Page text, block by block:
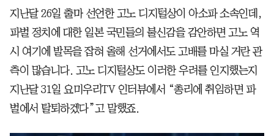
지난달 26일 출마 선언한 고노 디지털상이 아소파 소속인데,
파벌 정치에 대한 일본 국민들의 불신감을 감안하면 고노 역
시 여기에 발목을 잡혀 올해 선거에서도 고배를 마실 거란 관
측이 많습니다. 고노 디지털상도 이러한 우려를 인지했는지
지난달 31일 요미우리TV 인터뷰에서 “총리에 취임하면 파
벌에서 탈퇴하겠다”고 말했죠.